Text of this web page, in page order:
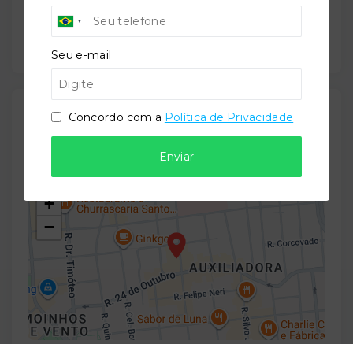
30/06/2029
Localização
Rua Felipe Neri, 149 - Auxiliadora - Porto Alegre/RS
+
−
Seu e-mail
Concordo com a Política de Privacidade
Enviar